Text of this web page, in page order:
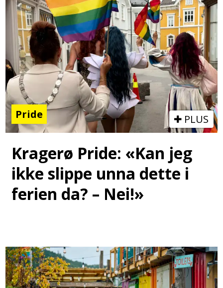
Pride PLUS
Kragerø Pride: «Kan jeg
ikke slippe unna dette i
ferien da? – Nei!»